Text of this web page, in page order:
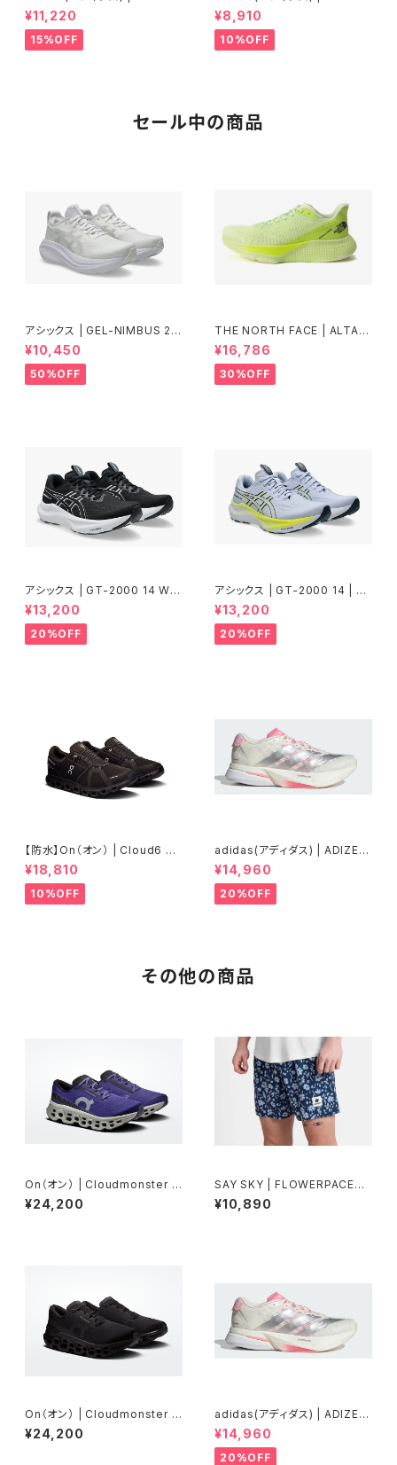
O RC 6 | Core Black / Clou
d White / Halo Silver | Unis
ex
¥11,220
15%OFF
O BK | Core Black / Cloud
White / Grey Five | Unisex
¥8,910
10%OFF
セール中の商品
アシックス | GEL-NIMBUS 27
| WHITE/GLACIER GREY | M
en
¥10,450
50%OFF
THE NORTH FACE | ALTAM
ESA500RD | アストロライム\フ
ィズライム | Unisex
¥16,786
30%OFF
アシックス | GT-2000 14 WID
E | BLACK/WHITE | Women
¥13,200
20%OFF
アシックス | GT-2000 14 | BL
UE FADE/TRANQUIL TEAL |
Men
¥13,200
20%OFF
【防水】On（オン） | Cloud6 W
P | Black/Black | Men
¥18,810
10%OFF
adidas(アディダス) | ADIZER
OBOSTON13 | Core White
/ Silver Metallic / Bliss Pin
k | Women
¥14,960
20%OFF
その他の商品
On（オン） | Cloudmonster 3
Wide | Twilight | White | M
en
¥24,200
SAY SKY | FLOWERPACESH
ORTS5 | BLUEFLOWER | M
en
¥10,890
On（オン） | Cloudmonster 3
| Black | Black | Men
¥24,200
adidas(アディダス) | ADIZER
OBOSTON13 | Core White
/ Silver Metallic / Bliss Pin
k | Women
¥14,960
20%OFF